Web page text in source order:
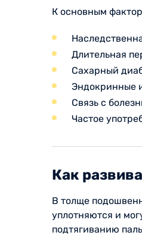
К основным
Длительная
Сахарный
Эндокринные
Связь с
Частое
Как
В толще
уплотняются и
подтягиванию